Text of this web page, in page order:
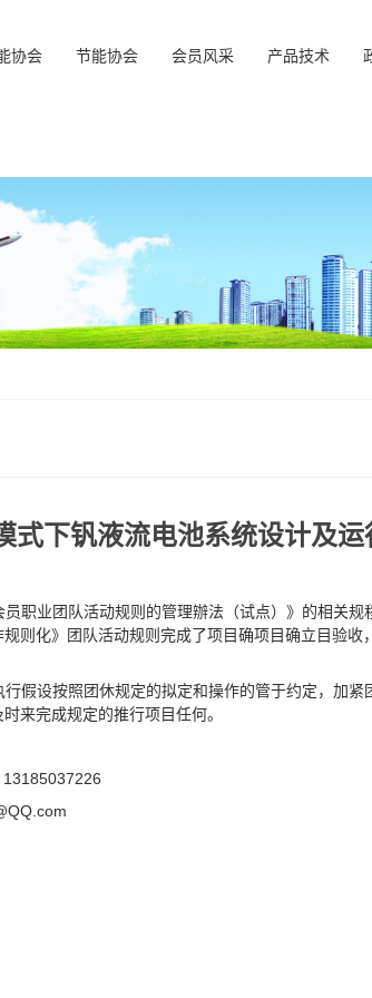
协会 节能协会 会员风采 产品技术
式下钒液流电池系统设计及
职业团队活动规则的管理辦法（试点）》的相关
则化》团队活动规则完成了项目确项目确立目验
假设按照团休规定的拟定和操作的管于约定，加
来完成规定的推行项目任何。